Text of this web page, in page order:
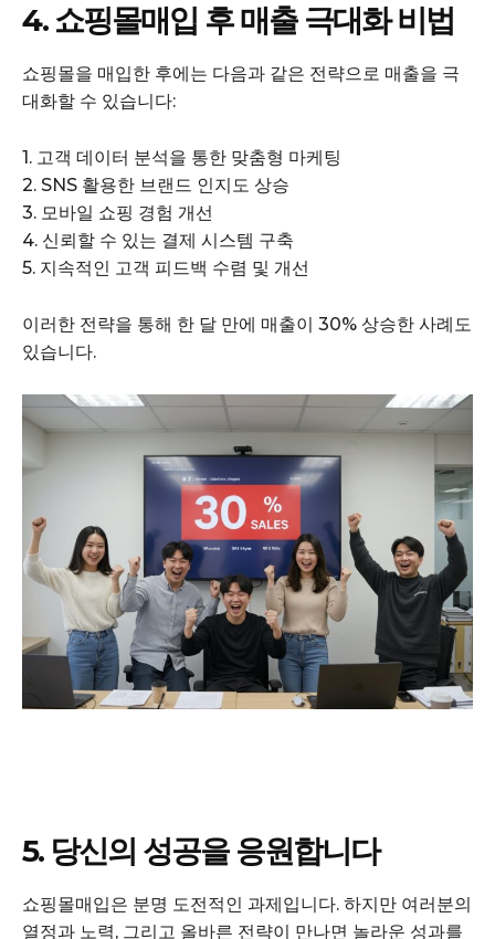
4. 쇼핑몰매입 후 매출 극대화 비법
쇼핑몰을 매입한 후에는 다음과 같은 전략으로 매출을 극
대화할 수 있습니다:
1. 고객 데이터 분석을 통한 맞춤형 마케팅
2. SNS 활용한 브랜드 인지도 상승
3. 모바일 쇼핑 경험 개선
4. 신뢰할 수 있는 결제 시스템 구축
5. 지속적인 고객 피드백 수렴 및 개선
이러한 전략을 통해 한 달 만에 매출이 30% 상승한 사례도
있습니다.
5. 당신의 성공을 응원합니다
쇼핑몰매입은 분명 도전적인 과제입니다. 하지만 여러분의
열정과 노력, 그리고 올바른 전략이 만나면 놀라운 성과를